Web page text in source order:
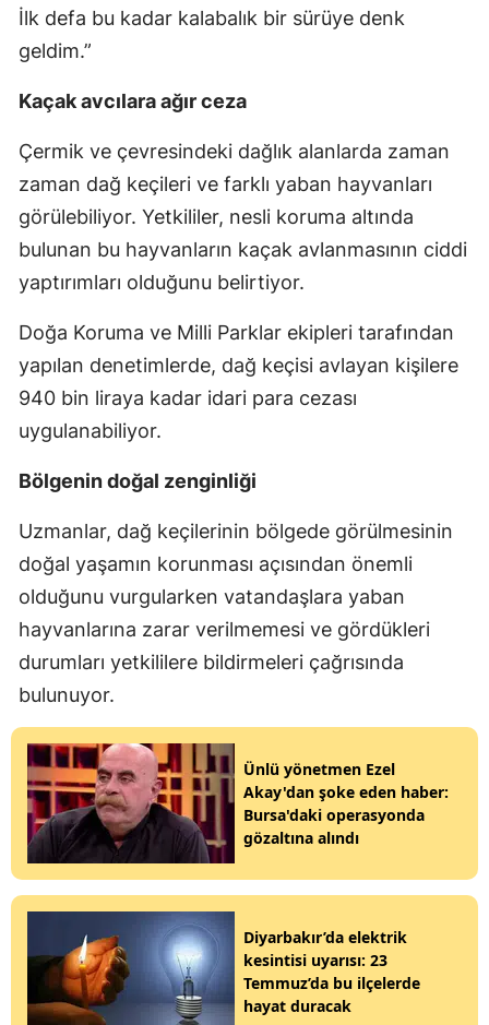
İlk defa bu kadar kalabalık bir sürüye denk
geldim.”
Kaçak avcılara ağır ceza
Çermik ve çevresindeki dağlık alanlarda zaman
zaman dağ keçileri ve farklı yaban hayvanları
görülebiliyor. Yetkililer, nesli koruma altında
bulunan bu hayvanların kaçak avlanmasının ciddi
yaptırımları olduğunu belirtiyor.
Doğa Koruma ve Milli Parklar ekipleri tarafından
yapılan denetimlerde, dağ keçisi avlayan kişilere
940 bin liraya kadar idari para cezası
uygulanabiliyor.
Bölgenin doğal zenginliği
Uzmanlar, dağ keçilerinin bölgede görülmesinin
doğal yaşamın korunması açısından önemli
olduğunu vurgularken vatandaşlara yaban
hayvanlarına zarar verilmemesi ve gördükleri
durumları yetkililere bildirmeleri çağrısında
bulunuyor.
Ünlü yönetmen Ezel
Akay'dan şoke eden haber:
Bursa'daki operasyonda
gözaltına alındı
Diyarbakır’da elektrik
kesintisi uyarısı: 23
Temmuz’da bu ilçelerde
hayat duracak